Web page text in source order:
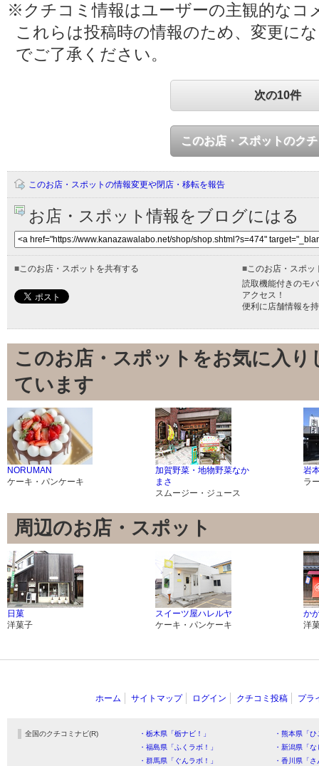
※クチコミ情報はユーザーの主観的なコ
これらは投稿時の情報のため、変更に
でご了承ください。
次の10件
このお店・スポットのク
このお店・スポットの情報変更や閉店・移転を報告
お店・スポット情報をブログにはる
■このお店・スポットを共有する ■このお店・スポッ
読取機能付きのモ
アクセス！
便利に店舗情報を
このお店・スポットをお気に入
ています
NORUMAN
ケーキ・パンケーキ
加賀野菜・地物野菜なか
まさ
スムージー・ジュース
岩
ラ
周辺のお店・スポット
日菓
洋菓子
スイーツ屋ハレルヤ
ケーキ・パンケーキ
か
洋
ホーム サイトマップ ログイン クチコミ投稿 プラ
全国のクチコミナビ(R) ・栃木県「栃ナビ！」
・熊本県「
・福島県「ふくラボ！」
・新潟県「
・群馬県「ぐんラボ！」
・香川県「